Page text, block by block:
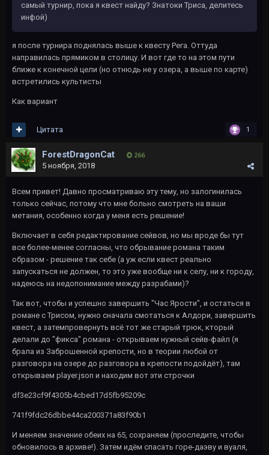
самый турнир, пока я квест найду? Знатоки Триса, делитесь
инфой)
я после турнира поднялась выше к квесту Рега. Оттуда
направилась прямиком в столицу. И вот где то на этом пути
ближе к конечной цели (но отнюдь не у озера, а выше по карте)
встретились культисты
Как вариант
1
Цитата
ForestDragonCat 266
5 ноября, 2018
Всем привет! Давно просматриваю эту тему, но залогинилась
только сейчас, потому что мне больно смотреть на ваши
метания, особенно когда у меня есть решение!
Включает в себя редактирование сейвов, но мы вроде бы тут
все более-менее согласны, что обрывание романа таким
образом - решение так себе (а уж если квест реально
запускаться не должен, то это уже вообще ни к селу, ни к городу,
надеюсь на недопонимание между разрабами)?
Так вот, чтобы и успешно завершить "Час Ярости", и остаться в
романе с Трисом, нужно сначала смотаться к Алдори, завершить
квест, а затемпровернуть всё тот же старый трюк, кторый
делали до "фикса" романа - открываем нужный сейв-файл (я
брала из Заброшенной крепости, но в теории любой от
разговора на озере до разговора в крепости подойдёт), там
открываем player.json и находим вот эти строчки
df3e23cf9f4305b4cbed17d5fb95209c
741f9fdc26dbbe44ca200371a83f90b1
И меняем значение обеих на 65, сохраняем (проследите, чтобы
обновилось в архиве!). Затем идём спасать горе-даэву и вуаля,